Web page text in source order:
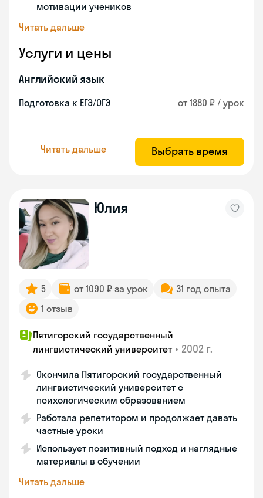
мотивации учеников
Читать дальше
Услуги и цены
Английский язык
Подготовка к ЕГЭ/ОГЭ от 1880 ₽ / урок
Читать дальше Выбрать время
Юлия
5 от 1090 ₽ за урок
31 год опыта
1 отзыв
Пятигорский государственный
лингвистический университет • 2002 г.
Окончила Пятигорский государственный
лингвистический университет с
психологическим образованием
Работала репетитором и продолжает давать
частные уроки
Использует позитивный подход и наглядные
материалы в обучении
Читать дальше